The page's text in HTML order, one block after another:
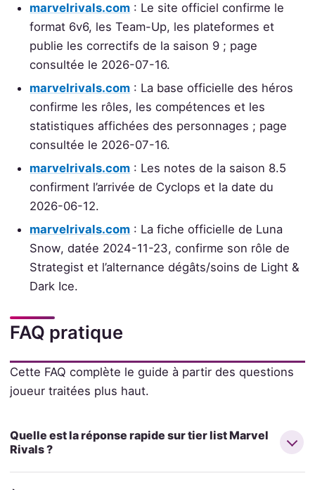
marvelrivals.com : Le site officiel confirme le
format 6v6, les Team-Up, les plateformes et
publie les correctifs de la saison 9 ; page
consultée le 2026-07-16.
marvelrivals.com : La base officielle des héros
confirme les rôles, les compétences et les
statistiques affichées des personnages ; page
consultée le 2026-07-16.
marvelrivals.com : Les notes de la saison 8.5
confirment l’arrivée de Cyclops et la date du
2026-06-12.
marvelrivals.com : La fiche officielle de Luna
Snow, datée 2024-11-23, confirme son rôle de
Strategist et l’alternance dégâts/soins de Light &
Dark Ice.
FAQ pratique
Cette FAQ complète le guide à partir des questions
joueur traitées plus haut.
Quelle est la réponse rapide sur tier list Marvel
Rivals ?